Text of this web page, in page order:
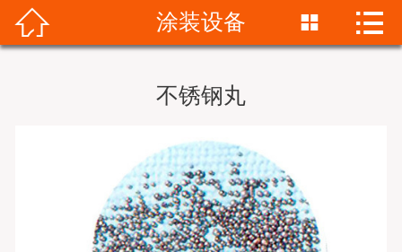
首页
新闻资讯
成功案例
 涂装设备  
不锈钢丸